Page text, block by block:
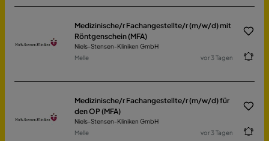
Medizinische/r Fachangestellte/r (m/w/d) mit
Röntgenschein (MFA)
Niels-Stensen-Kliniken GmbH
Melle
vor 3 Tagen
Medizinische/r Fachangestellte/r (m/w/d) für
den OP (MFA)
Niels-Stensen-Kliniken GmbH
Melle
vor 3 Tagen